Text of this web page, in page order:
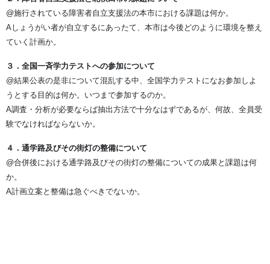
@施行されている障害者自立支援法の本市における課題は何か。
Aしょうがい者が自立するにあったて、本市は今後どのように環境を整え
ていく計画か。
３．全国一斉学力テストへの参加について
@結果公表の是非について混乱する中、全国学力テストになお参加しよ
うとする目的は何か。いつまで参加するのか。
A調査・分析が必要ならば抽出方法で十分なはずであるが、何故、全員受
験でなければならないか。
４．通学路及びその街灯の整備について
@合併後における通学路及びその街灯の整備についての成果と課題は何
か。
A計画立案と整備は急ぐべきでないか。